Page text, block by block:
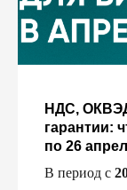
НДС,
гарантии:
по 26
В период с